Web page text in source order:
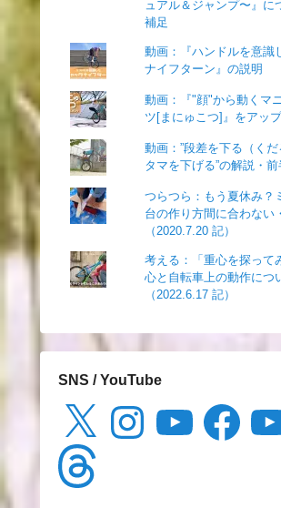
ュアル＆ジャンプ〜』に
補足
動画：『ハンドルを意識
ナイフターン』の説明
動画：『"顔"から動くマ
ツ[まにゅこつ]』をアッ
動画：”段差を下る（く
タマを下げる”の解説・
つらつら：もう夏休み？
台の作り方間に合わない
（2020.7.20 記）
考える：「重心を探って
心と自転車上の動作につ
（2022.6.17 記）
SNS / YouTube
Instagram Facebook
Threads